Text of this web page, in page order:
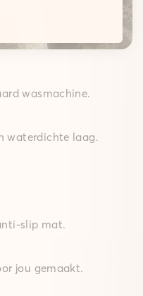
wasmachine.
waterdichte laag.
slip mat.
jou gemaakt.